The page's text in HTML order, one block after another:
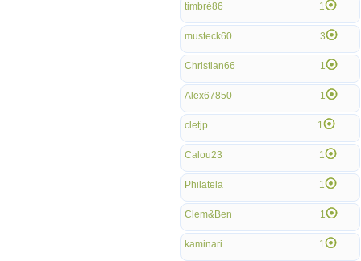
timbré86 1
musteck60 3
Christian66 1
Alex67850 1
cletjp 1
Calou23 1
Philatela 1
Clem&Ben 1
kaminari 1